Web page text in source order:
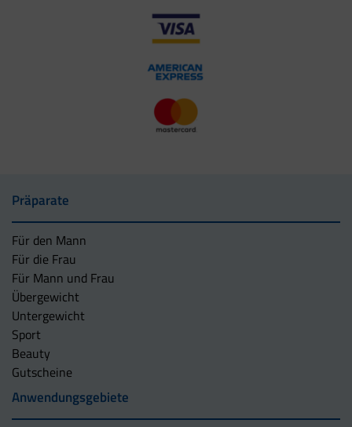
Präparate
Für den Mann
Für die Frau
Für Mann und Frau
Übergewicht
Untergewicht
Sport
Beauty
Gutscheine
Anwendungsgebiete